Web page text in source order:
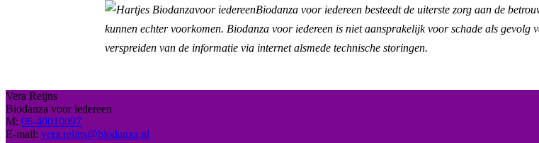
Biodanza voor iedereen besteedt de uiterste zorg aan de
kunnen echter voorkomen. Biodanza voor iedereen is niet aansprakelijk voor schade als gevolg
verspreiden van de informatie via internet alsmede technische storingen.
Vera Reijns
Biodanza voor iedereen
M: 06-40010097
E-mail: vera.reijns@biodanza.nl